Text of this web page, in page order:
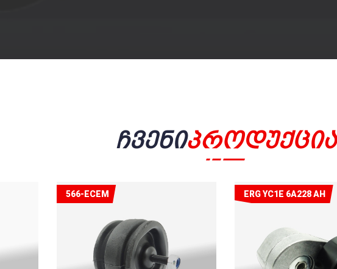
ᲩვენიᲞროდუქცია
566-ECEM ERG YC1E 6A228 AH